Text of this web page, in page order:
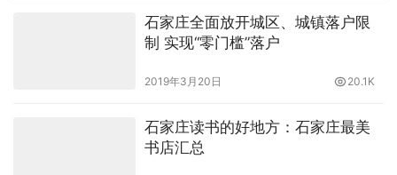
石家庄全面放开城区、城镇落户限
制 实现“零门槛”落户
2019年3月20日 20.1K
石家庄读书的好地方：石家庄最美
书店汇总